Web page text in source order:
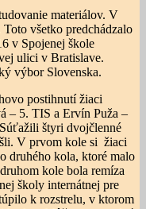
materiálov. V
všetko predchádzalo
v Spojenej škole
ulici v Bratislave.
výbor Slovenska.
postihnutí žiaci
– 5. TIS a Ervín Puža –
štyri dvojčlenné
V prvom kole si žiaci
druhého kola, ktoré malo
kole bola remíza
školy internátnej pre
k rozstrelu, v ktorom